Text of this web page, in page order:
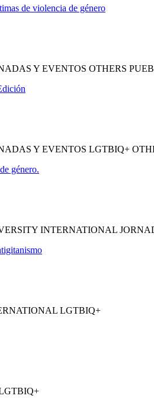
de violencia de género
Y EVENTOS OTHERS
Y EVENTOS LGTBIQ+
género.
INTERNATIONAL
LGTBIQ+